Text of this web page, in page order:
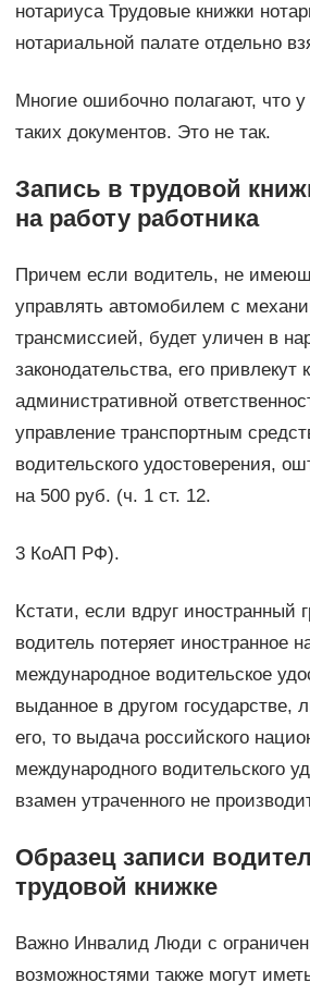
нотариуса Трудовые книжки
нотариальной палате отдельно
Многие ошибочно полагают, что у
таких документов. Это не так.
Запись в трудовой
на работу работника
Причем если водитель, не
управлять автомобилем с
трансмиссией, будет уличен в
законодательства, его привлекут к
административной
управление транспортным
водительского удостоверения,
на 500 руб. (ч. 1 ст. 12.
3 КоАП РФ).
Кстати, если вдруг иностранный
водитель потеряет иностранное
международное водительское
выданное в другом государстве,
его, то выдача российского
международного водительского
взамен утраченного не
Образец записи
трудовой книжке
Важно Инвалид Люди с
возможностями также могут